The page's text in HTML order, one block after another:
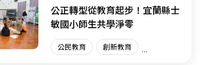
公正轉型從教育起步！宜蘭縣士
敏國小師生共學淨零
公民教育 創新教育